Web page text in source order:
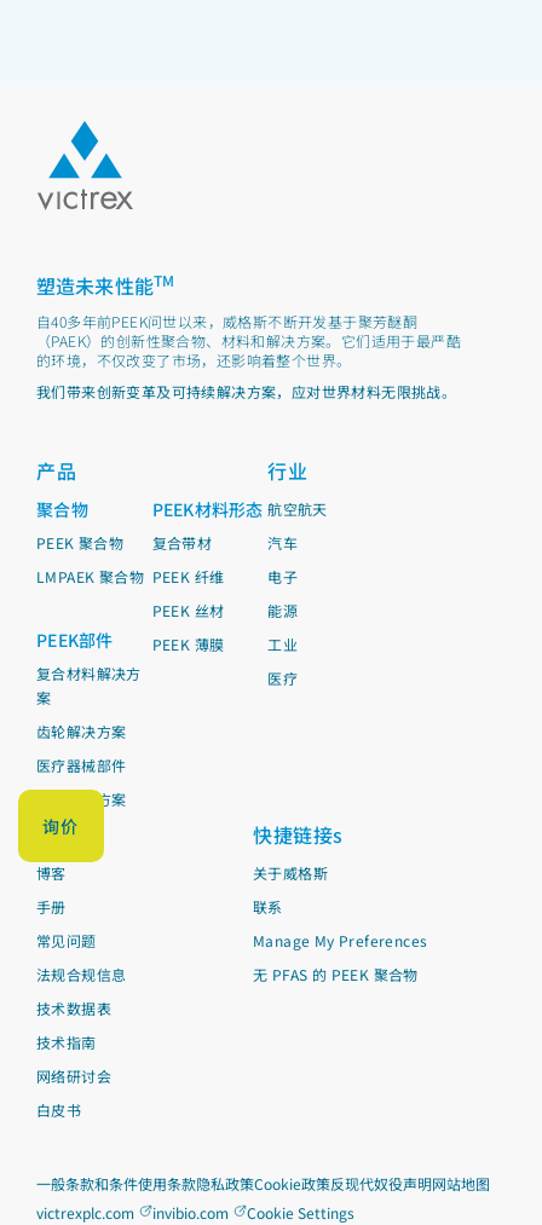
询价
塑造未来性能TM
自40多年前PEEK问世以来，威格斯不断开发基于聚芳醚酮
（PAEK）的创新性聚合物、材料和解决方案。它们适用于最严酷
的环境，不仅改变了市场，还影响着整个世界。
我们带来创新变革及可持续解决方案，应对世界材料无限挑战。
产品
聚合物
PEEK 聚合物
LMPAEK 聚合物
PEEK部件
复合材料解决方
案
齿轮解决方案
医疗器械部件
管材解决方案
PEEK材料形态
复合带材
PEEK 纤维
PEEK 丝材
PEEK 薄膜
行业
航空航天
汽车
电子
能源
工业
医疗
资料
博客
手册
常见问题
法规合规信息
技术数据表
技术指南
网络研讨会
白皮书
快捷链接s
关于威格斯
联系
Manage My Preferences
无 PFAS 的 PEEK 聚合物
一般条款和条件使用条款隐私政策Cookie政策反现代奴役声明网站地图
victrexplc.com
invibio.com Cookie Settings